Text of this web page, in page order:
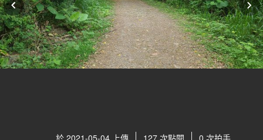
於 2021-05-04 上傳 127 次點閱 0 次拍手